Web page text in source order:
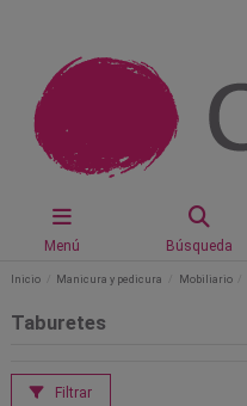
Menú Búsqueda
Inicio Manicura y pedicura Mobiliario
Taburetes
Filtrar